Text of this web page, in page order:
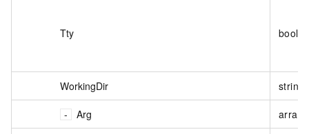
Tty
WorkingDir string
Arg array